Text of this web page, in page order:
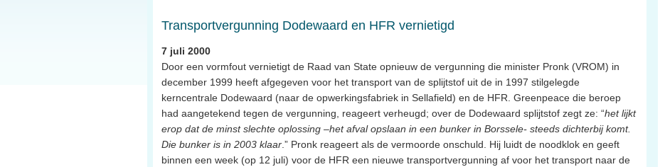
Transportvergunning Dodewaard en HFR vernietigd
7 juli 2000
Door een vormfout vernietigt de Raad van State opnieuw de vergunning die minister Pronk (VROM) in
december 1999 heeft afgegeven voor het transport van de splijtstof uit de in 1997 stilgelegde
kerncentrale Dodewaard (naar de opwerkingsfabriek in Sellafield) en de HFR. Greenpeace die beroep
had aangetekend tegen de vergunning, reageert verheugd; over de Dodewaard splijtstof zegt ze: “het lijkt
erop dat de minst slechte oplossing –het afval opslaan in een bunker in Borssele- steeds dichterbij komt.
Die bunker is in 2003 klaar .” Pronk reageert als de vermoorde onschuld. Hij luidt de noodklok en geeft
binnen een week (op 12 juli) voor de HFR een nieuwe transportvergunning af voor het transport naar de